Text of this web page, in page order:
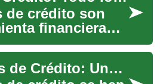
de crédito son
financiera
utilizada en
Ofrecen
seg...
Las Tarjetas de Crédito: Una Guía Completa